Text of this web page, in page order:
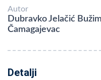
Autor
Dubravko Jelačić
Čamagajevac
Detalji